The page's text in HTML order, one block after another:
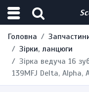
Головна
Зірки, ланцюги
Зірка ведуча 16
139MFJ Delta, Alpha,